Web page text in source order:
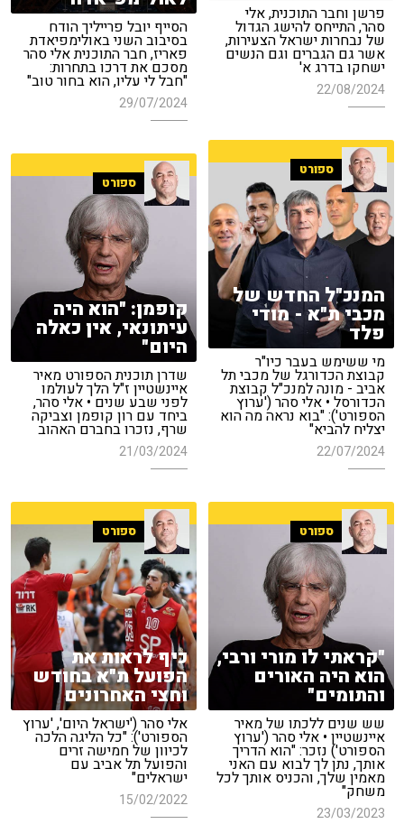
פרשן וחבר התוכנית, אלי
סהר, התייחס להישג הגדול
של נבחרות ישראל הצעירות,
אשר גם הגברים וגם הנשים
ישחקו בדרג א'
22/08/2024
הסייף יובל פרייליך הודח
בסיבוב השני באולימפיאדת
פאריז, חבר התוכנית אלי סהר
מסכם את דרכו בתחרות:
"חבל לי עליו, הוא בחור טוב"
29/07/2024
ספורט
המנכ"ל החדש של
מכבי ת"א - מודי
פלד
מי ששימש בעבר כיו"ר
קבוצת הכדורגל של מכבי תל
אביב - מונה למנכ"ל קבוצת
הכדורסל • אלי סהר ('ערוץ
הספורט'): "בוא נראה מה הוא
יצליח להביא"
22/07/2024
ספורט
קופמן: "הוא היה
עיתונאי, אין כאלה
היום"
שדרן תוכנית הספורט מאיר
איינשטיין ז"ל הלך לעולמו
לפני שבע שנים • אלי סהר,
ביחד עם רון קופמן וצביקה
שרף, נזכרו בחברם האהוב
21/03/2024
ספורט
"קראתי לו מורי ורבי,
הוא היה האורים
והתומים"
שש שנים ללכתו של מאיר
איינשטיין • אלי סהר ('ערוץ
הספורט') נזכר: "הוא הדריך
אותך, נתן לך לבוא עם האני
מאמין שלך, והכניס אותך לכל
משחק"
23/03/2023
ספורט
כיף לראות את
הפועל ת"א בחודש
וחצי האחרונים
אלי סהר ('ישראל היום', 'ערוץ
הספורט'): "כל הליגה הלכה
לכיוון של חמישה זרים
והפועל תל אביב עם
ישראלים"
15/02/2022